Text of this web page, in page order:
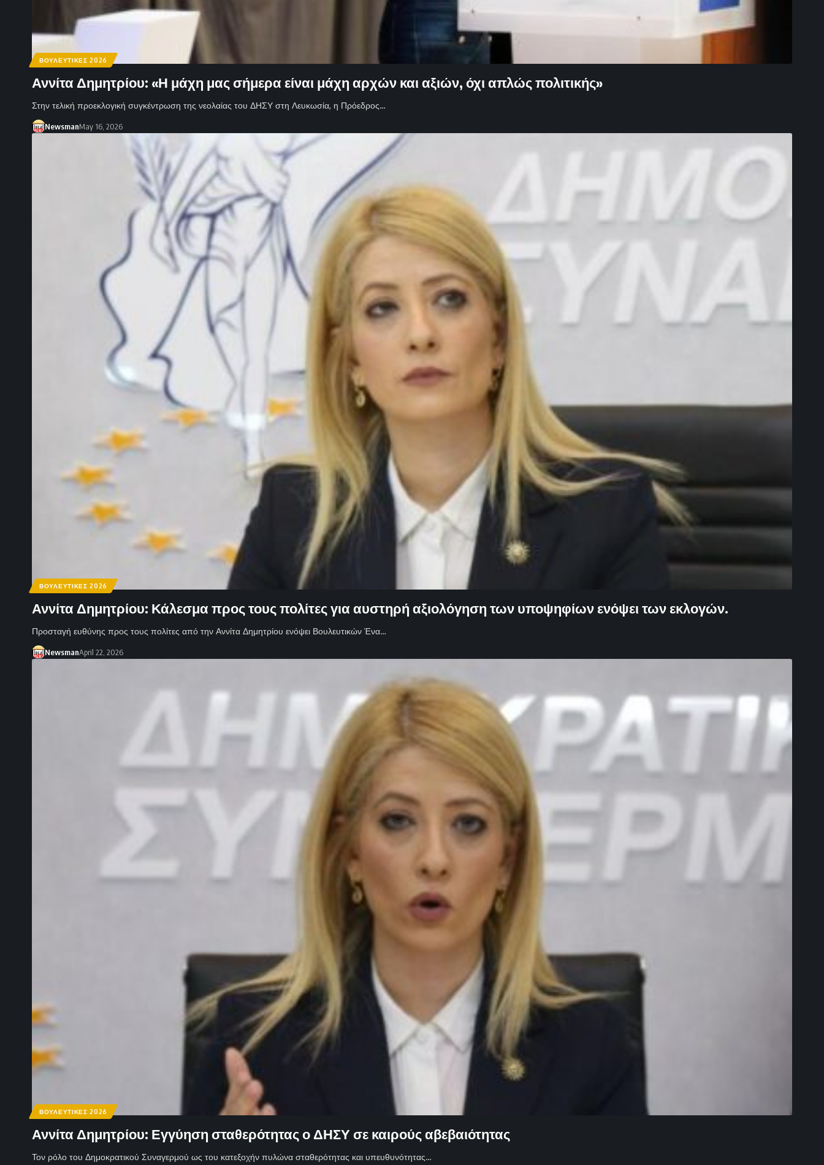
ΒΟΥΛΕΥΤΙΚΕΣ 2026
Αννίτα Δημητρίου: «Η μάχη μας σήμερα είναι μάχη αρχών και αξιών, όχι απλώς πολιτικής»
Στην τελική προεκλογική συγκέντρωση της νεολαίας του ΔΗΣΥ στη Λευκωσία, η Πρόεδρος…
NewsmanMay 16, 2026
ΒΟΥΛΕΥΤΙΚΕΣ 2026
Αννίτα Δημητρίου: Κάλεσμα προς τους πολίτες για αυστηρή αξιολόγηση των υποψηφίων ενόψει των εκλογών.
Προσταγή ευθύνης προς τους πολίτες από την Αννίτα Δημητρίου ενόψει Βουλευτικών Ένα…
NewsmanApril 22, 2026
ΒΟΥΛΕΥΤΙΚΕΣ 2026
Αννίτα Δημητρίου: Εγγύηση σταθερότητας ο ΔΗΣΥ σε καιρούς αβεβαιότητας
Τον ρόλο του Δημοκρατικού Συναγερμού ως του κατεξοχήν πυλώνα σταθερότητας και υπευθυνότητας…